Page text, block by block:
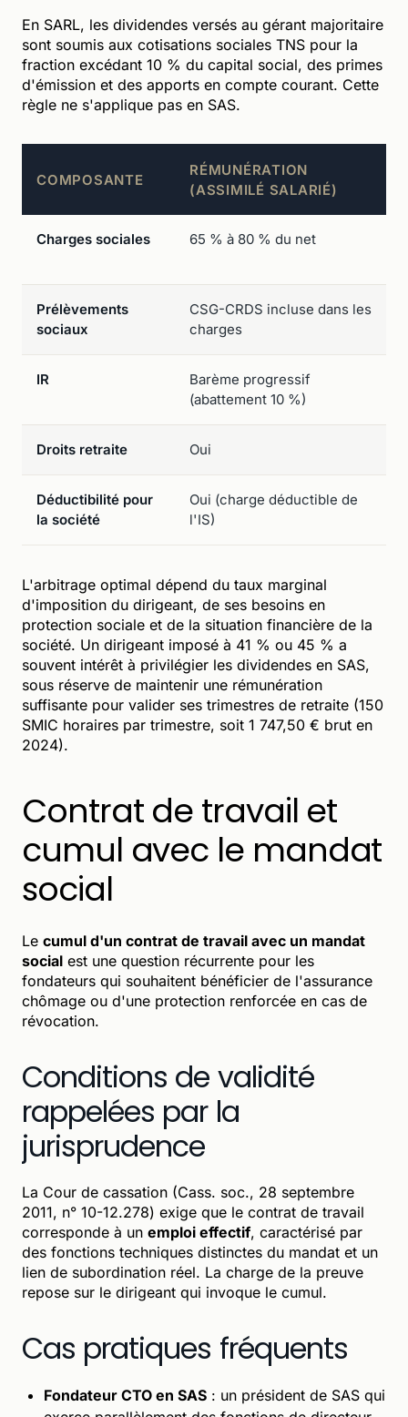
En SARL, les dividendes versés au gérant majoritaire
sont soumis aux cotisations sociales TNS pour la
fraction excédant 10 % du capital social, des primes
d'émission et des apports en compte courant. Cette
règle ne s'applique pas en SAS.
COMPOSANTE
RÉMUNÉRATION
(ASSIMILÉ SALARIÉ)
Charges sociales 65 % à 80 % du net
Prélèvements
sociaux
CSG-CRDS incluse dans les
charges
IR
Barème progressif
(abattement 10 %)
Droits retraite Oui
Déductibilité pour
la société
Oui (charge déductible de
l'IS)
L'arbitrage optimal dépend du taux marginal
d'imposition du dirigeant, de ses besoins en
protection sociale et de la situation financière de la
société. Un dirigeant imposé à 41 % ou 45 % a
souvent intérêt à privilégier les dividendes en SAS,
sous réserve de maintenir une rémunération
suffisante pour valider ses trimestres de retraite (150
SMIC horaires par trimestre, soit 1 747,50 € brut en
2024).
Contrat de travail et
cumul avec le mandat
social
Le cumul d'un contrat de travail avec un mandat
social est une question récurrente pour les
fondateurs qui souhaitent bénéficier de l'assurance
chômage ou d'une protection renforcée en cas de
révocation.
Conditions de validité
rappelées par la
jurisprudence
La Cour de cassation (Cass. soc., 28 septembre
2011, n° 10-12.278) exige que le contrat de travail
corresponde à un emploi effectif, caractérisé par
des fonctions techniques distinctes du mandat et un
lien de subordination réel. La charge de la preuve
repose sur le dirigeant qui invoque le cumul.
Cas pratiques fréquents
Fondateur CTO en SAS : un président de SAS qui